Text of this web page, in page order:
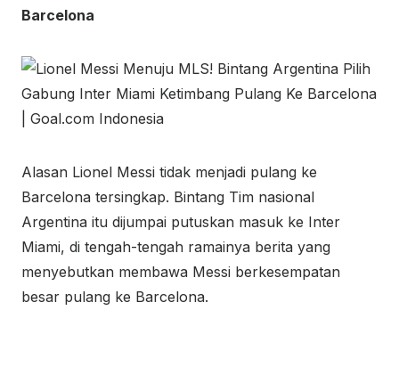
Barcelona
Alasan Lionel Messi tidak menjadi pulang ke
Barcelona tersingkap. Bintang Tim nasional
Argentina itu dijumpai putuskan masuk ke Inter
Miami, di tengah-tengah ramainya berita yang
menyebutkan membawa Messi berkesempatan
besar pulang ke Barcelona.